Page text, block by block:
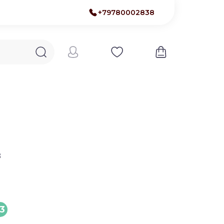
+79780002838